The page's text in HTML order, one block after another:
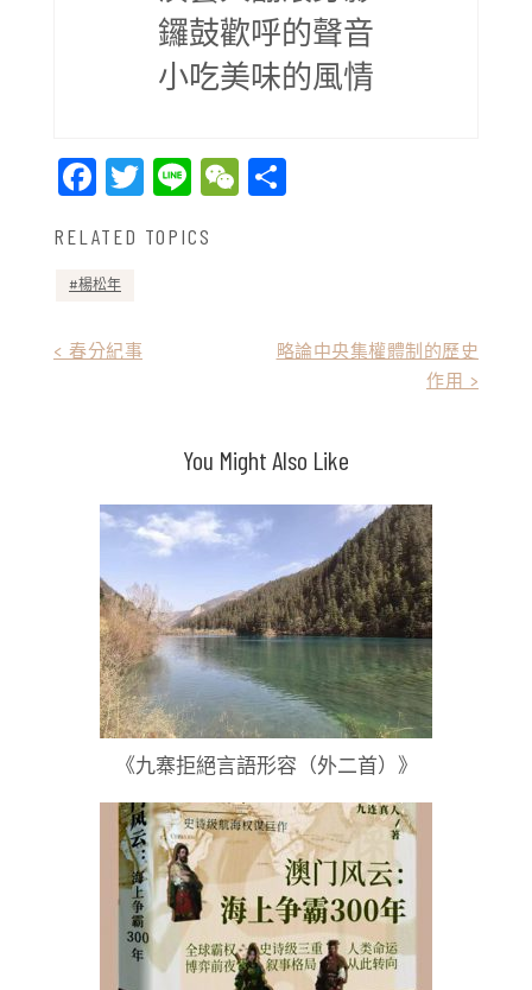
鑼鼓歡呼的聲音
小吃美味的風情
Facebook
Twitter
LineWeChat
RELATED TOPICS
楊松年
< 春分紀事
略論中央集權體制的歷史
作用 >
You Might Also Like
《九寨拒絕言語形容（外二首）》